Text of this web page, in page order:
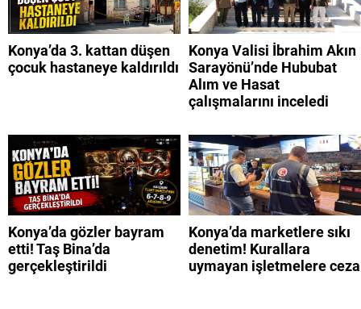
Konya’da 3. kattan düşen
çocuk hastaneye kaldırıldı
Konya Valisi İbrahim Akın
Sarayönü’nde Hububat
Alım ve Hasat
çalışmalarını inceledi
Konya’da gözler bayram
etti! Taş Bina’da
gerçekleştirildi
Konya’da marketlere sıkı
denetim! Kurallara
uymayan işletmelere ceza